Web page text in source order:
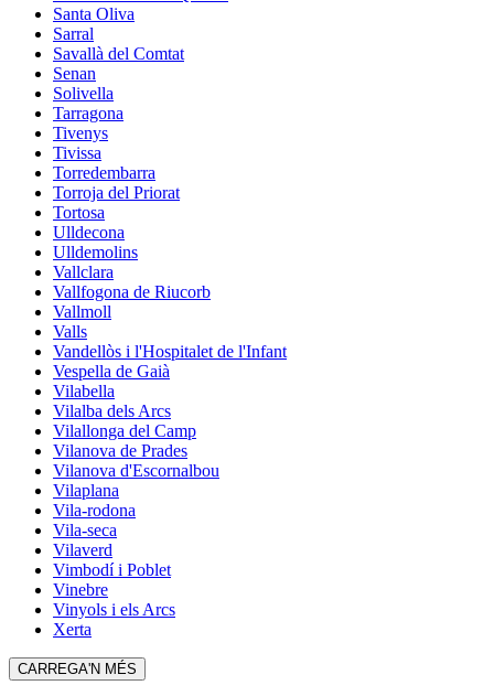
Santa Oliva
Sarral
Savallà del Comtat
Senan
Solivella
Tarragona
Tivenys
Tivissa
Torredembarra
Torroja del Priorat
Tortosa
Ulldecona
Ulldemolins
Vallclara
Vallfogona de Riucorb
Vallmoll
Valls
Vandellòs i l'Hospitalet de l'Infant
Vespella de Gaià
Vilabella
Vilalba dels Arcs
Vilallonga del Camp
Vilanova de Prades
Vilanova d'Escornalbou
Vilaplana
Vila-rodona
Vila-seca
Vilaverd
Vimbodí i Poblet
Vinebre
Vinyols i els Arcs
Xerta
CARREGA'N MÉS